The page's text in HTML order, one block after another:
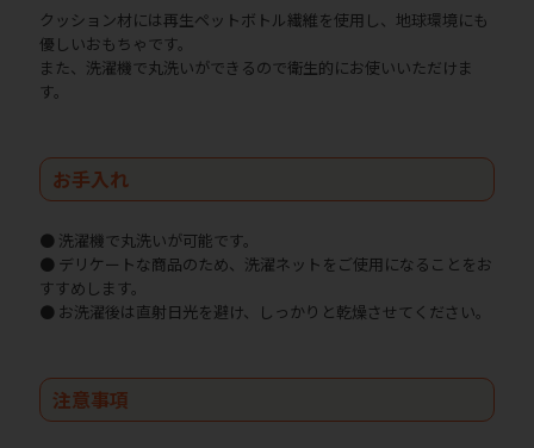
クッション材には再生ペットボトル繊維を使用し、地球環境にも
優しいおもちゃです。
また、洗濯機で丸洗いができるので衛生的にお使いいただけま
す。
お手入れ
● 洗濯機で丸洗いが可能です。
● デリケートな商品のため、洗濯ネットをご使用になることをお
すすめします。
● お洗濯後は直射日光を避け、しっかりと乾燥させてください。
注意事項